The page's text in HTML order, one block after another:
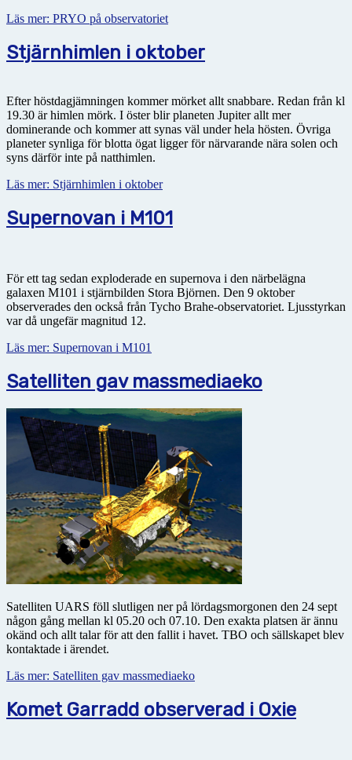
Läs mer: PRYO på observatoriet
Stjärnhimlen i oktober
Efter höstdagjämningen kommer mörket allt snabbare. Redan från kl
19.30 är himlen mörk. I öster blir planeten Jupiter allt mer
dominerande och kommer att synas väl under hela hösten. Övriga
planeter synliga för blotta ögat ligger för närvarande nära solen och
syns därför inte på natthimlen.
Läs mer: Stjärnhimlen i oktober
Supernovan i M101
För ett tag sedan exploderade en supernova i den närbelägna
galaxen M101 i stjärnbilden Stora Björnen. Den 9 oktober
observerades den också från Tycho Brahe-observatoriet. Ljusstyrkan
var då ungefär magnitud 12.
Läs mer: Supernovan i M101
Satelliten gav massmediaeko
Satelliten UARS föll slutligen ner på lördagsmorgonen den 24 sept
någon gång mellan kl 05.20 och 07.10. Den exakta platsen är ännu
okänd och allt talar för att den fallit i havet. TBO och sällskapet blev
kontaktade i ärendet.
Läs mer: Satelliten gav massmediaeko
Komet Garradd observerad i Oxie